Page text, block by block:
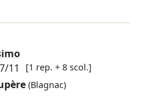
11 [1 rep. + 8 scol.]
(Blagnac)